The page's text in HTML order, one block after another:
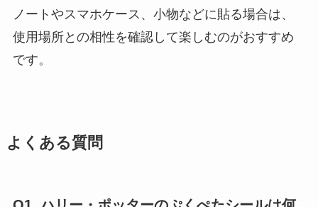
ノートやスマホケース、小物などに貼る場合は、
使用場所との相性を確認して楽しむのがおすすめ
です。
よくある質問